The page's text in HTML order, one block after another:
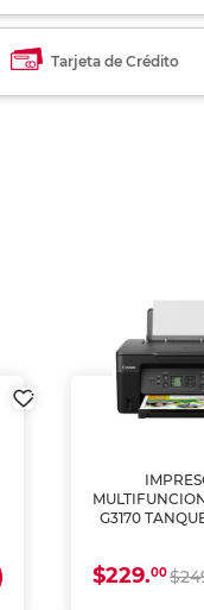
Tarjeta de Crédito
G3170
$229.00